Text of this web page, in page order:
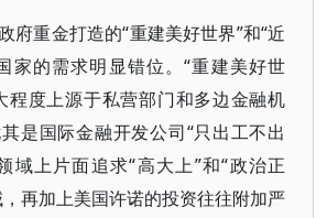
府重金打造的“重建美好世界”和“近
家的需求明显错位。“重建美好世
程度上源于私营部门和多边金融机
是国际金融开发公司“只出工不出
域上片面追求“高大上”和“政治正
再加上美国许诺的投资往往附加严